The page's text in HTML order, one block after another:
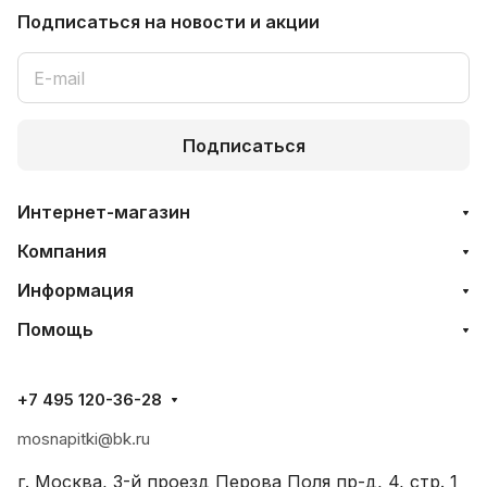
Подписаться на новости и акции
Подписаться
Интернет-магазин
Компания
Информация
Помощь
+7 495 120-36-28
mosnapitki@bk.ru
г. Москва, 3-й проезд Перова Поля пр-д, 4, стр. 1